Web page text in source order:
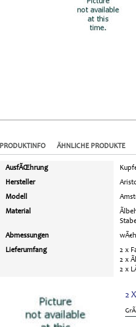
PRODUKTINFO ÄHNLICHE PRODUKTE
AusfÃŒhrung
Hersteller
Modell
Material
Abmessungen
Lieferumfang
2 x
2 x
2 x
2